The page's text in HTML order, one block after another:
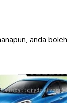
anda boleh